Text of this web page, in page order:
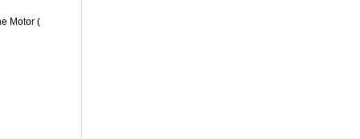
Motor (